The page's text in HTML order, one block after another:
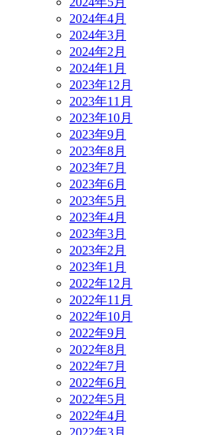
2024年4月
2024年3月
2024年2月
2024年1月
2023年12月
2023年11月
2023年10月
2023年9月
2023年8月
2023年7月
2023年6月
2023年5月
2023年4月
2023年3月
2023年2月
2023年1月
2022年12月
2022年11月
2022年10月
2022年9月
2022年8月
2022年7月
2022年6月
2022年5月
2022年4月